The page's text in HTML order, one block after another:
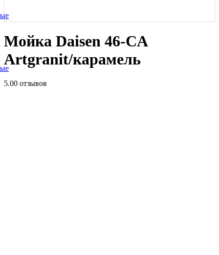
Мойка Daisen 46-CA
Artgranit/карамель
5.00 отзывов